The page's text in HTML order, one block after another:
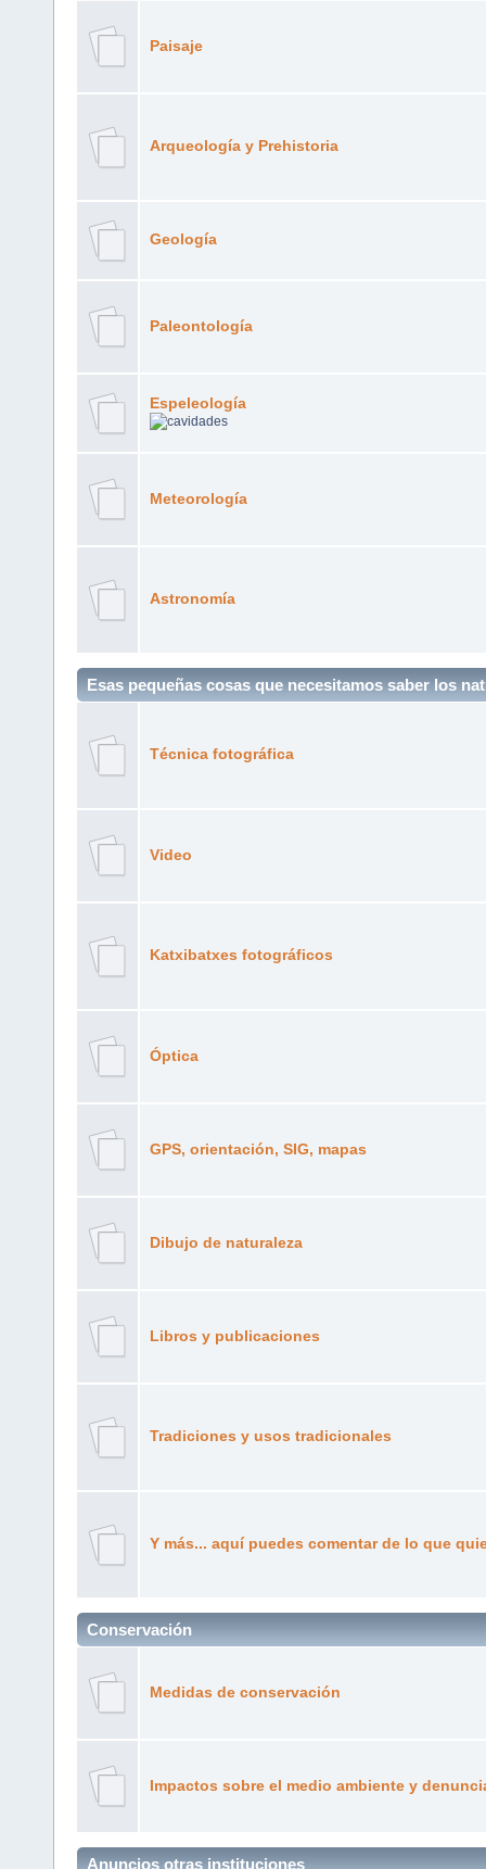
Paisaje
Arqueología y Prehistoria
Geología
Paleontología
Espeleología
Meteorología
Astronomía
Esas pequeñas cosas que necesitamos saber los
Técnica fotográfica
Video
Katxibatxes fotográficos
Óptica
GPS, orientación, SIG, mapas
Dibujo de naturaleza
Libros y publicaciones
Tradiciones y usos tradicionales
Y más... aquí puedes comentar de lo que
Conservación
Medidas de conservación
Impactos sobre el medio ambiente y
Anuncios otras instituciones